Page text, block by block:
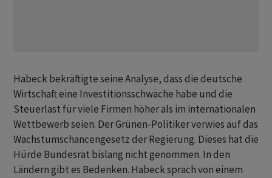
Habeck bekräftigte seine Analyse, dass die deutsche
Wirtschaft eine Investitionsschwäche habe und die
Steuerlast für viele Firmen höher als im internationalen
Wettbewerb seien. Der Grünen-Politiker verwies auf das
Wachstumschancengesetz der Regierung. Dieses hat die
Hürde Bundesrat bislang nicht genommen. In den
Ländern gibt es Bedenken. Habeck sprach von einem